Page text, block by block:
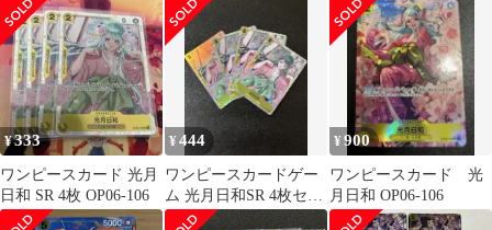
¥333
ワンピースカード 光月
日和 SR 4枚 OP06-106
¥444
ワンピースカードゲー
ム 光月日和SR 4枚セッ
トOP06-106
¥900
ワンピースカード 光
月日和 OP06-106